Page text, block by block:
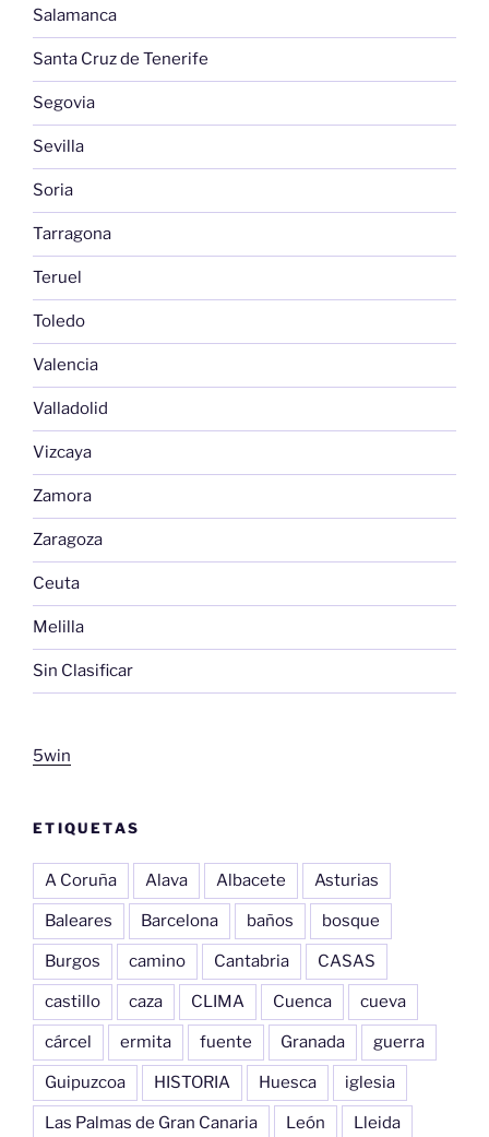
Salamanca
Santa Cruz de Tenerife
Segovia
Sevilla
Soria
Tarragona
Teruel
Toledo
Valencia
Valladolid
Vizcaya
Zamora
Zaragoza
Ceuta
Melilla
Sin Clasificar
5win
ETIQUETAS
A Coruña Alava Albacete Asturias
Baleares Barcelona baños bosque
Burgos camino Cantabria CASAS
castillo caza CLIMA Cuenca cueva
cárcel ermita fuente Granada guerra
Guipuzcoa HISTORIA Huesca iglesia
Las Palmas de Gran Canaria León Lleida